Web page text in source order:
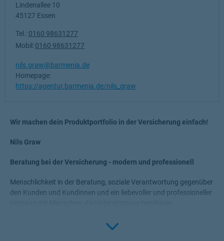
Wir machen dein Produktportfolio in der Versicherung einfach!
Nils Graw
Beratung bei der Versicherung - modern und professionell
Menschlichkeit in der Beratung, soziale Verantwortung gegenüber
den Kunden und Kundinnen und ein liebevoller und professioneller
Dafür stehe ich - und gemeinsam mit Dir sorge ich für Deine
Click to
Lindenallee 10
45127 Essen
Tel.: 0160 98631277
Mobil: 0160 98631277
nils.graw@barmenia.de
Homepage:
https://agentur.barmenia.de/nils_graw